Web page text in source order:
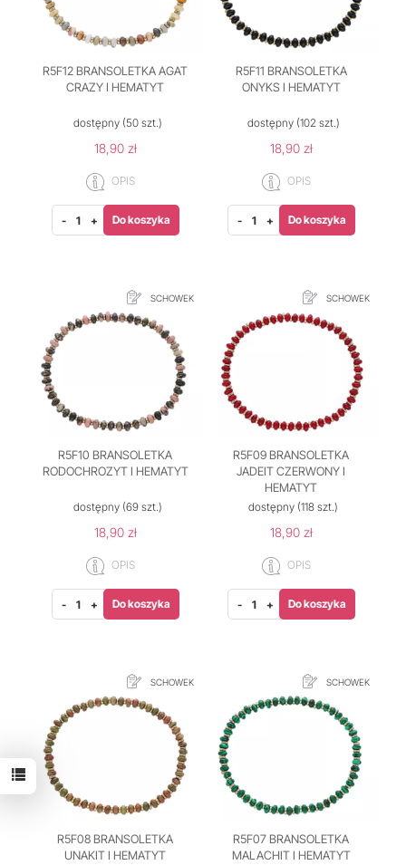
R5F12 BRANSOLETKA AGAT
CRAZY I HEMATYT
dostępny(50 szt.)
18,90 zł
OPIS
- + Do koszyka
R5F11 BRANSOLETKA
ONYKS I HEMATYT
dostępny(102 szt.)
18,90 zł
OPIS
- + Do koszyka
SCHOWEK
R5F10 BRANSOLETKA
RODOCHROZYT I HEMATYT
dostępny(69 szt.)
18,90 zł
OPIS
- + Do koszyka
SCHOWEK
R5F09 BRANSOLETKA
JADEIT CZERWONY I
HEMATYT
dostępny (118 szt.)
18,90 zł
OPIS
- + Do koszyka
SCHOWEK
R5F08 BRANSOLETKA
UNAKIT I HEMATYT
SCHOWEK
R5F07 BRANSOLETKA
MALACHIT I HEMATYT